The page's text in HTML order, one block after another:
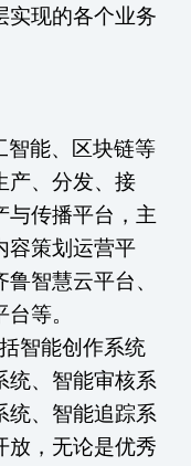
实现的各个业务
智能、区块链等
产、分发、接
与传播平台，主
容策划运营平
智慧云平台、
等。
智能创作系统
统、智能审核系
统、智能追踪系
放，无论是优秀